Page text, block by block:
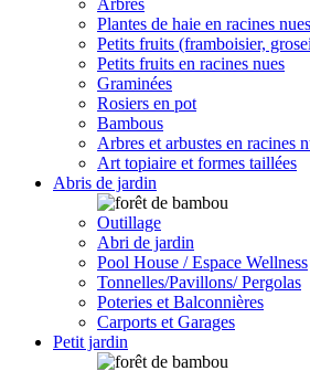
Arbres
Plantes de haie en racines nues
Petits fruits (framboisier,
Petits fruits en racines nues
Graminées
Rosiers en pot
Bambous
Arbres et arbustes en racines
Art topiaire et formes taillées
Abris de jardin
Outillage
Abri de jardin
Pool House / Espace Wellness
Tonnelles/Pavillons/ Pergolas
Poteries et Balconnières
Carports et Garages
Petit jardin